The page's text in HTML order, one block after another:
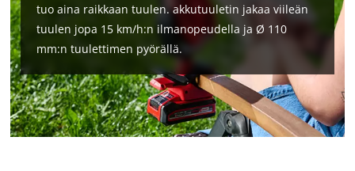
tuo aina raikkaan tuulen. akkutuuletin jakaa viileän
tuulen jopa 15 km/h:n ilmanopeudella ja Ø 110
mm:n tuulettimen pyörällä.